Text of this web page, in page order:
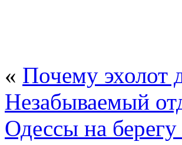
« Почему эхолот
Незабываемый
Одессы на